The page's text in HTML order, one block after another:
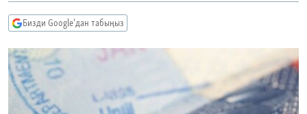
ЭКСПЕРТТЕР ТАЛДАЙТ
БИЗ ЖАНА ДҮЙНӨ
ДАНИСТЕ
ЭЖЕ-СИҢДИЛЕР
ӨЗГӨЧӨ ПИКИР
Русский
ОНЛАЙН ШЕРИНЕ
Бизди Google'дан табыңыз